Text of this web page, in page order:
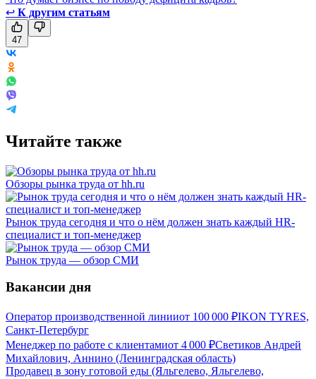
↩ К другим статьям
47
Читайте также
Обзоры рынка труда от hh.ru
Рынок труда сегодня и что о нём должен знать каждый HR-
специалист и топ-менеджер
Рынок труда — обзор СМИ
Вакансии дня
Оператор производственной линииот 100 000 ₽IKON TYRES,
Санкт-Петербург
Менеджер по работе с клиентамиот 4 000 ₽Светиков Андрей
Михайлович, Аннино (Ленинградская область)
Продавец в зону готовой еды (Яльгелево, Яльгелево,